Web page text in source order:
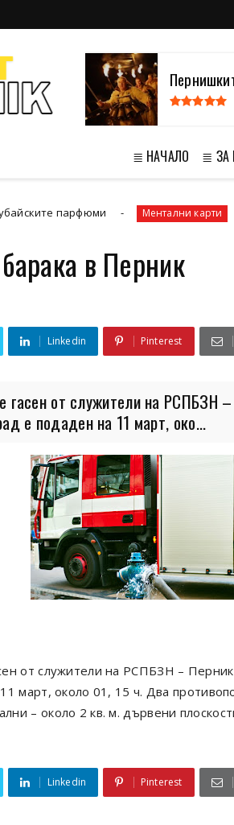
≣ НАЧАЛО ≣ ЗА
Ментални карти Какво
в Перник
Linkedin Pinterest
гасен от служители на РСПБЗН
е подаден на 11 март, око...
от служители на РСПБЗН –
март, около 01, 15 ч. Два
– около 2 кв. м. дървени
Linkedin Pinterest